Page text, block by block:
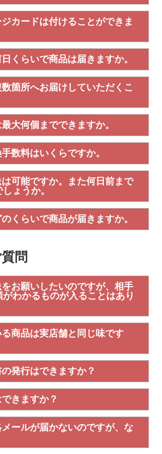
カードは付けることができま
くらいで商品は届きますか。
箇所へお届けしていただくこ
大何個までできますか。
数料はいくらですか。
は可能ですか。また何日前まで
ょうか。
くらいで商品が届きますか。
問
お願いしたいのですが、相手
わかるものが入ることはあり
商品は実店舗と同じ味です
発行はできますか？
きますか？
ールが届かないのですが、な